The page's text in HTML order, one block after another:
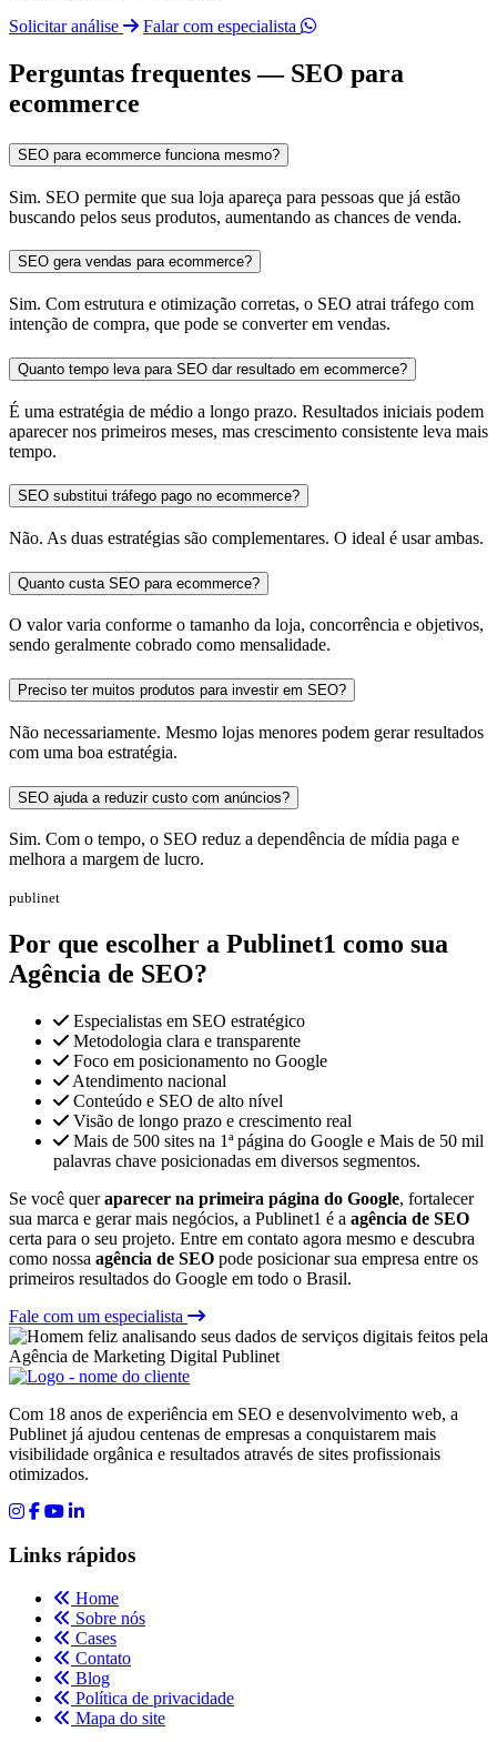
Solicitar análise
Falar com especialista
Perguntas frequentes — SEO para
ecommerce
SEO para ecommerce funciona mesmo?
Sim. SEO permite que sua loja apareça para pessoas que já estão
buscando pelos seus produtos, aumentando as chances de venda.
SEO gera vendas para ecommerce?
Sim. Com estrutura e otimização corretas, o SEO atrai tráfego com
intenção de compra, que pode se converter em vendas.
Quanto tempo leva para SEO dar resultado em ecommerce?
É uma estratégia de médio a longo prazo. Resultados iniciais podem
aparecer nos primeiros meses, mas crescimento consistente leva mais
tempo.
SEO substitui tráfego pago no ecommerce?
Não. As duas estratégias são complementares. O ideal é usar ambas.
Quanto custa SEO para ecommerce?
O valor varia conforme o tamanho da loja, concorrência e objetivos,
sendo geralmente cobrado como mensalidade.
Preciso ter muitos produtos para investir em SEO?
Não necessariamente. Mesmo lojas menores podem gerar resultados
com uma boa estratégia.
SEO ajuda a reduzir custo com anúncios?
Sim. Com o tempo, o SEO reduz a dependência de mídia paga e
melhora a margem de lucro.
publinet
Por que escolher a Publinet1 como sua
Agência de SEO?
Especialistas em SEO estratégico
Metodologia clara e transparente
Foco em posicionamento no Google
Atendimento nacional
Conteúdo e SEO de alto nível
Visão de longo prazo e crescimento real
Mais de 500 sites na 1ª página do Google e Mais de 50 mil
palavras chave posicionadas em diversos segmentos.
Se você queraparecer na primeira página do Google, fortalecer
sua marca e gerar mais negócios, a Publinet1 é a agência de SEO
certa para o seu projeto. Entre em contato agora mesmo e descubra
como nossa agência de SEO pode posicionar sua empresa entre os
primeiros resultados do Google em todo o Brasil.
Fale com um especialista
Com 18 anos de experiência em SEO e desenvolvimento web, a
Publinet já ajudou centenas de empresas a conquistarem mais
visibilidade orgânica e resultados através de sites profissionais
otimizados.
Links rápidos
Home
Sobre nós
Cases
Contato
Blog
Política de privacidade
Mapa do site